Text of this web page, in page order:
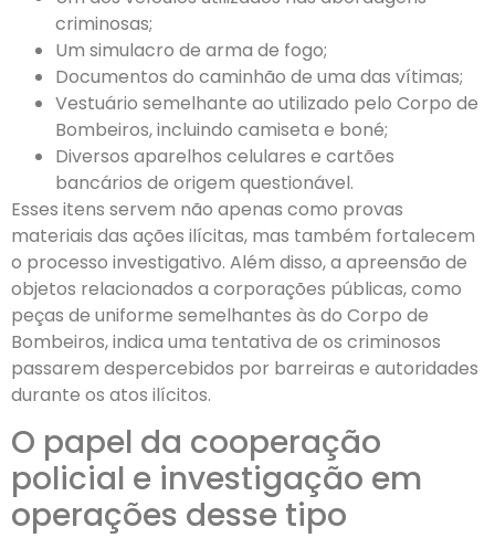
criminosas;
Um simulacro de arma de fogo;
Documentos do caminhão de uma das vítimas;
Vestuário semelhante ao utilizado pelo Corpo de
Bombeiros, incluindo camiseta e boné;
Diversos aparelhos celulares e cartões
bancários de origem questionável.
Esses itens servem não apenas como provas
materiais das ações ilícitas, mas também fortalecem
o processo investigativo. Além disso, a apreensão de
objetos relacionados a corporações públicas, como
peças de uniforme semelhantes às do Corpo de
Bombeiros, indica uma tentativa de os criminosos
passarem despercebidos por barreiras e autoridades
durante os atos ilícitos.
O papel da cooperação
policial e investigação em
operações desse tipo